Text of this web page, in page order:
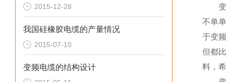
2015-12-28
我国硅橡胶电缆的产量情况
2015-07-10
变频电缆的结构设计
变频
不单
于变
但都
料，